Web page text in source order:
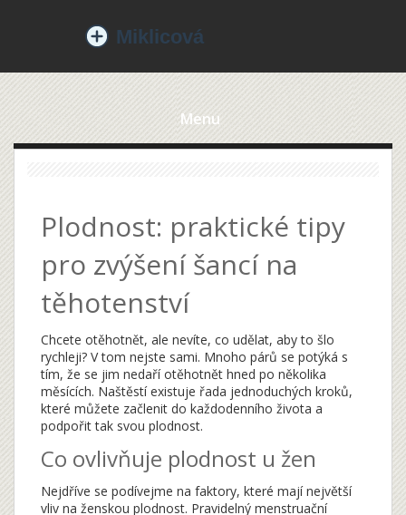
Menu
Plodnost: praktické tipy
pro zvýšení šancí na
těhotenství
Chcete otěhotnět, ale nevíte, co udělat, aby to šlo
rychleji? V tom nejste sami. Mnoho párů se potýká s
tím, že se jim nedaří otěhotnět hned po několika
měsících. Naštěstí existuje řada jednoduchých kroků,
které můžete začlenit do každodenního života a
podpořit tak svou plodnost.
Co ovlivňuje plodnost u žen
Nejdříve se podívejme na faktory, které mají největší
vliv na ženskou plodnost. Pravidelný menstruační